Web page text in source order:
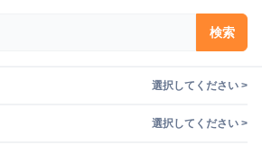
検索
選択してください >
選択してください >